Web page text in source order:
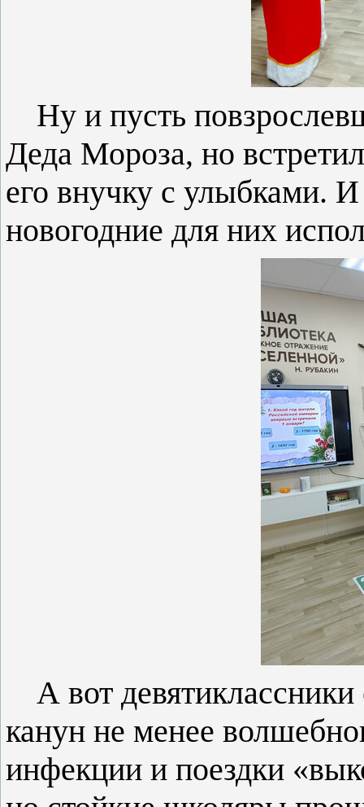
Ну и пусть
Деда Мороза, но
его внучку с улыбками.
новогодние для них
А вот
канун не менее
инфекции и поездки